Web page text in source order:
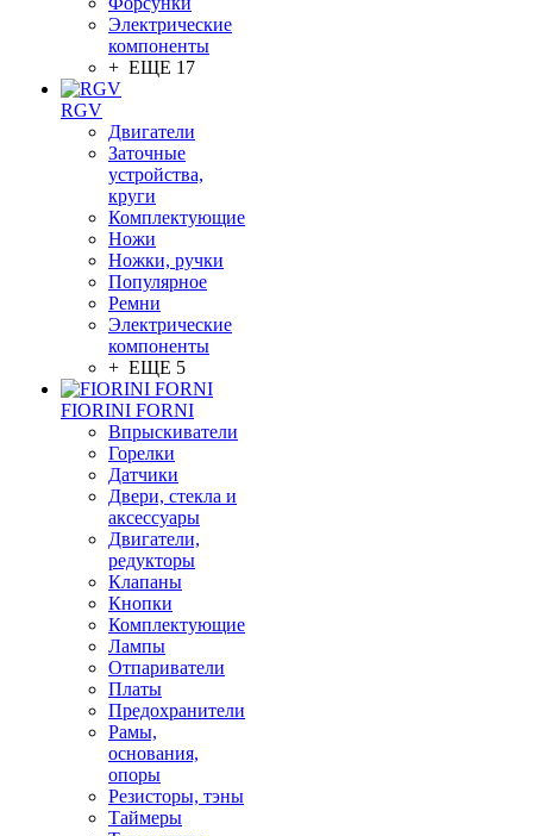
Электрические
компоненты
+ ЕЩЕ 17
RGV
Двигатели
Заточные
устройства,
круги
Комплектующие
Ножи
Ножки, ручки
Популярное
Ремни
Электрические
компоненты
+ ЕЩЕ 5
FIORINI FORNI
Впрыскиватели
Горелки
Датчики
Двери, стекла и
аксессуары
Двигатели,
редукторы
Клапаны
Кнопки
Комплектующие
Лампы
Отпариватели
Платы
Предохранители
Рамы,
основания,
опоры
Резисторы, тэны
Таймеры